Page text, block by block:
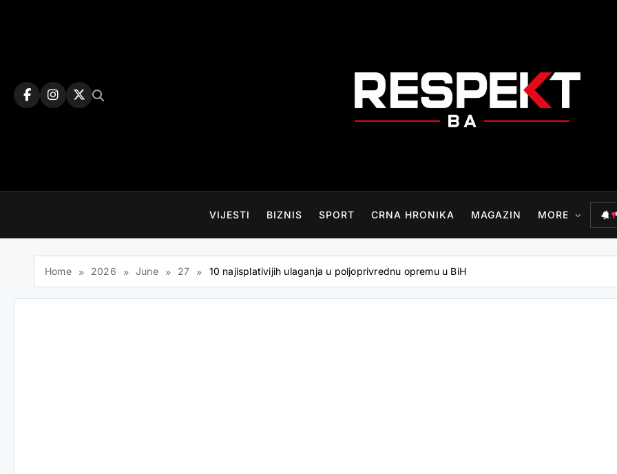
VIJESTI BIZNIS SPORT CRNA HRONIKA MAGAZIN MORE
Home 2026 June 27 10 najisplativijih ulaganja u poljoprivrednu opremu u BiH